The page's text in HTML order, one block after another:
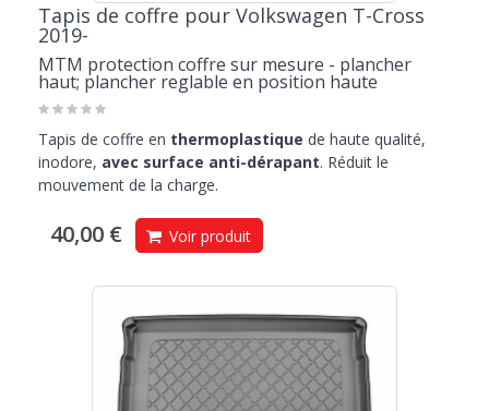
Tapis de coffre pour Volkswagen T-Cross
2019-
MTM protection coffre sur mesure - plancher
haut; plancher reglable en position haute
Tapis de coffre en thermoplastique de haute qualité,
inodore, avec surface anti-dérapant. Réduit le
mouvement de la charge.
40,00 € Voir produit